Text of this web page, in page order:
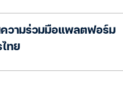
ความร่วมมือแพลตฟอร์ม
ทย